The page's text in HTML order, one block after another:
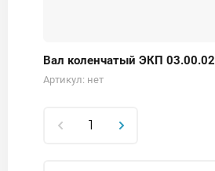
Вал коленчатый ЭКП 03.00.02
Артикул: нет